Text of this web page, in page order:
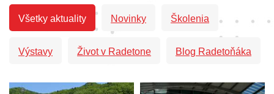
Všetky aktuality Novinky Školenia
Výstavy Život v Radetone Blog Radetoňáka